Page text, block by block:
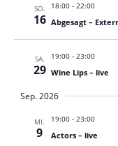
SO.
16
18:00- 22:00
Abgesagt –
SA.
29
19:00- 23:00
Wine Lips – live
Sep. 2026
MI.
9
19:00- 23:00
Actors – live